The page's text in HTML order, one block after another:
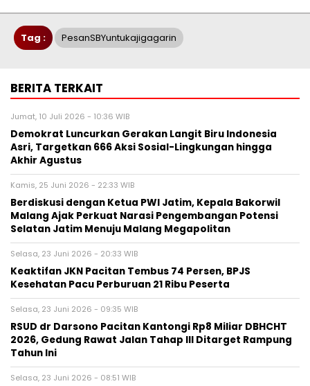
Tag : PesanSBYuntukajigagarin
BERITA TERKAIT
Jumat, 10 Juli 2026 - 10:36 WIB
Demokrat Luncurkan Gerakan Langit Biru Indonesia
Asri, Targetkan 666 Aksi Sosial-Lingkungan hingga
Akhir Agustus
Kamis, 25 Juni 2026 - 22:33 WIB
Berdiskusi dengan Ketua PWI Jatim, Kepala Bakorwil
Malang Ajak Perkuat Narasi Pengembangan Potensi
Selatan Jatim Menuju Malang Megapolitan
Selasa, 23 Juni 2026 - 20:33 WIB
Keaktifan JKN Pacitan Tembus 74 Persen, BPJS
Kesehatan Pacu Perburuan 21 Ribu Peserta
Selasa, 23 Juni 2026 - 09:35 WIB
RSUD dr Darsono Pacitan Kantongi Rp8 Miliar DBHCHT
2026, Gedung Rawat Jalan Tahap III Ditarget Rampung
Tahun Ini
Selasa, 23 Juni 2026 - 08:51 WIB